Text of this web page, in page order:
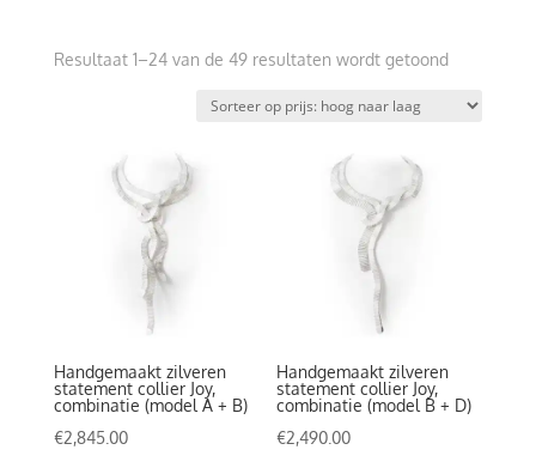
Resultaat 1–24 van de 49 resultaten wordt getoondGesorteerd
prijs:
Handgemaakt zilveren
statement collier Joy,
combinatie (model A + B)
€2,845.00
Handgemaakt zilveren
statement collier Joy,
combinatie (model B + D)
€2,490.00